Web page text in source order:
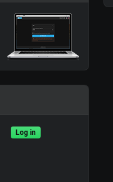
Log in